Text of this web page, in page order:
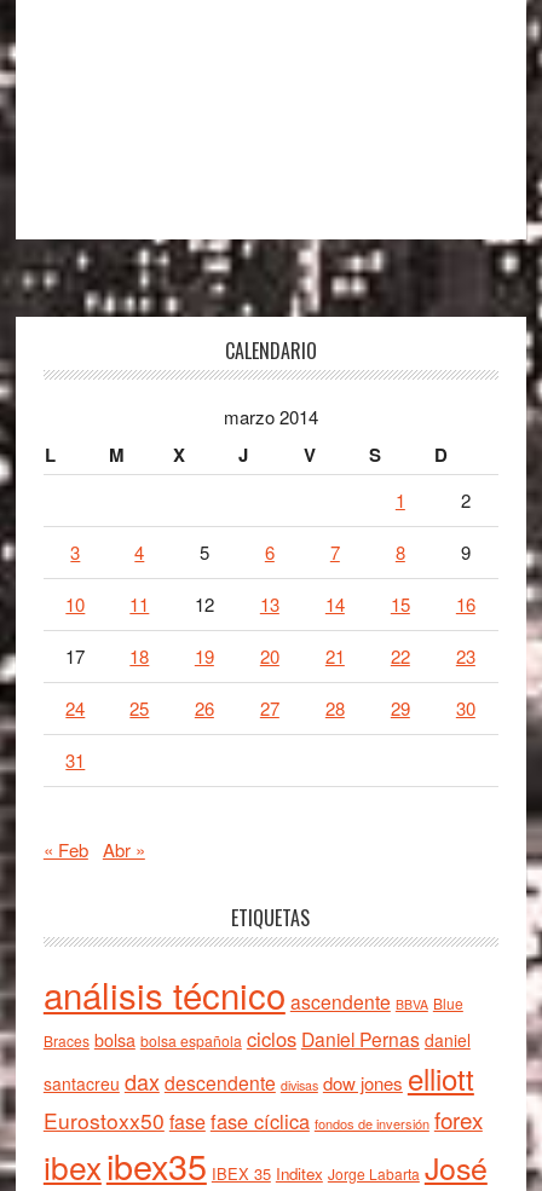
CALENDARIO
marzo 2014
L M X J V S D
1 2
3 4 5 6 7 8 9
10 11 12 13 14 15 16
17 18 19 20 21 22 23
24 25 26 27 28 29 30
31
« Feb Abr »
ETIQUETAS
análisis técnico ascendente BBVA Blue
Braces bolsa bolsa española ciclos Daniel Pernas daniel
santacreu daxdescendente divisas dow jones elliott
Eurostoxx50 fasefase cíclica fondos de inversión forex
ibexibex35 IBEX 35 Inditex Jorge Labarta José